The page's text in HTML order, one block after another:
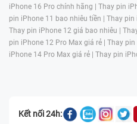
iPhone 16 Pro chính hãng | Thay pin
pin iPhone 11 bao nhiêu tiền | Thay pin
Thay pin iPhone 12 giá bao nhiêu |
pin iPhone 12 Pro Max giá rẻ | Thay pin
iPhone 14 Pro Max giá rẻ | Thay pin
Kết nối 24h: